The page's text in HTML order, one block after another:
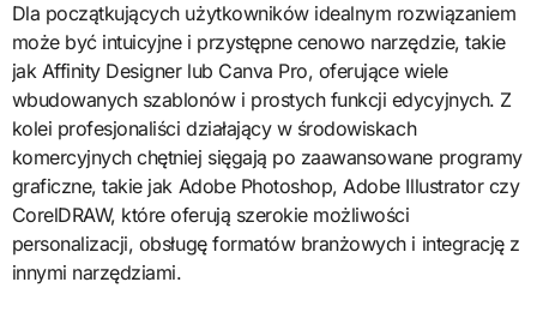
Dla początkujących użytkowników idealnym rozwiązaniem
może być intuicyjne i przystępne cenowo narzędzie, takie
jak Affinity Designer lub Canva Pro, oferujące wiele
wbudowanych szablonów i prostych funkcji edycyjnych. Z
kolei profesjonaliści działający w środowiskach
komercyjnych chętniej sięgają po zaawansowane programy
graficzne, takie jak Adobe Photoshop, Adobe Illustrator czy
CorelDRAW, które oferują szerokie możliwości
personalizacji, obsługę formatów branżowych i integrację z
innymi narzędziami.